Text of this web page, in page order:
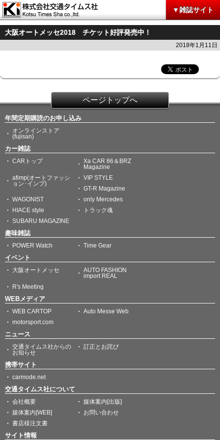
▼雑誌サイト
大阪オートメッセ2018 チケット好評発売中！
2018年1月11日
ページトップへ
年間定期購読のお申し込み
オンラインストア
(fujisan)
カー雑誌
CARトップ
Xa CAR 86＆BRZ
Magazine
afimp(オートファッシ
ョン･インプ)
VIP STYLE
GT-R Magazine
WAGONIST
only Mercedes
HIACE style
トラック魂
SUBARU MAGAZINE
趣味雑誌
POWER Watch Time Gear
イベント
大阪オートメッセ
AUTO FASHION
import REAL
R's Meeting
WEBメディア
WEB CARTOP
Auto Messe Web
motorsport.com
ニュース
交通タイムス社からの
お知らせ
訂正とお詫び
携帯サイト
carmode.net
交通タイムス社について
会社概要
媒体案内[出版]
媒体案内[WEB]
お問い合わせ
書店様注文書
サイト情報